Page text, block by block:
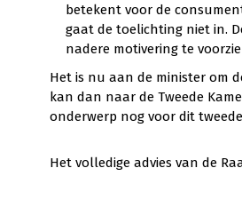
betekent voor de
gaat de toelichting niet in.
nadere motivering te
Het is nu aan de minister om
kan dan naar de Tweede
onderwerp nog voor dit
Het volledige advies van de